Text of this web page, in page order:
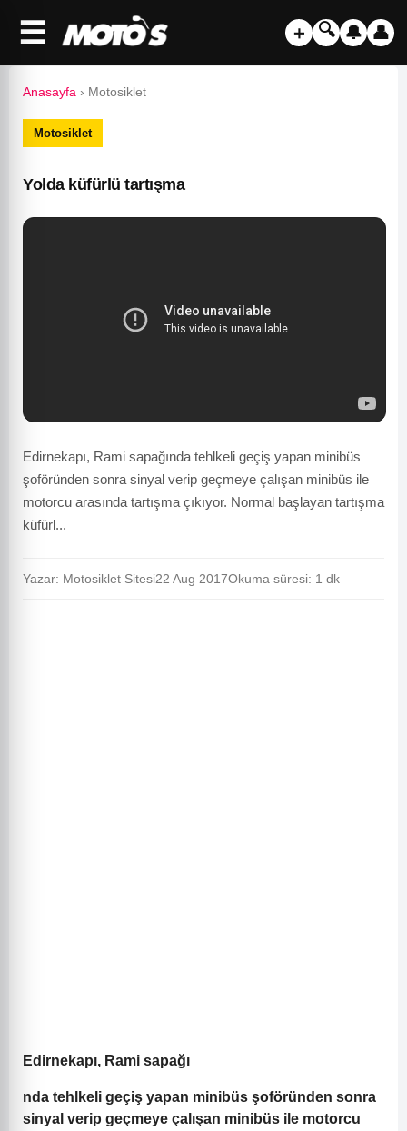
☰ ＋ 🔍 🔔 👤
Anasayfa › Motosiklet
Motosiklet
Yolda küfürlü tartışma
Edirnekapı, Rami sapağında tehlkeli geçiş yapan minibüs
şoföründen sonra sinyal verip geçmeye çalışan minibüs ile
motorcu arasında tartışma çıkıyor. Normal başlayan tartışma
küfürl...
Yazar: Motosiklet Sitesi22 Aug 2017Okuma süresi: 1 dk
Edirnekapı, Rami sapağı
nda tehlkeli geçiş yapan minibüs şoföründen sonra
sinyal verip geçmeye çalışan minibüs ile motorcu